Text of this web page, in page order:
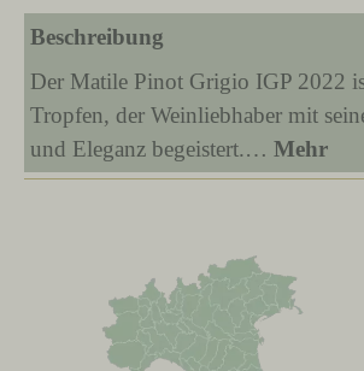
Beschreibung
Der Matile Pinot Grigio IGP 2022
Tropfen, der Weinliebhaber mit
und Eleganz begeistert.… Mehr